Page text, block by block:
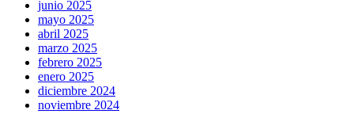
junio 2025
mayo 2025
abril 2025
marzo 2025
febrero 2025
enero 2025
diciembre 2024
noviembre 2024